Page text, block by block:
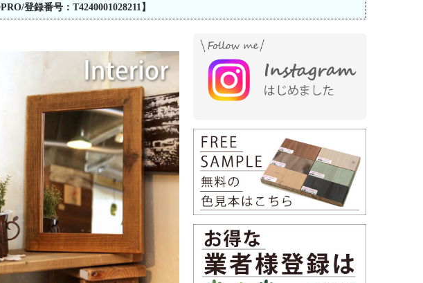
登録番号：T4240001028211】